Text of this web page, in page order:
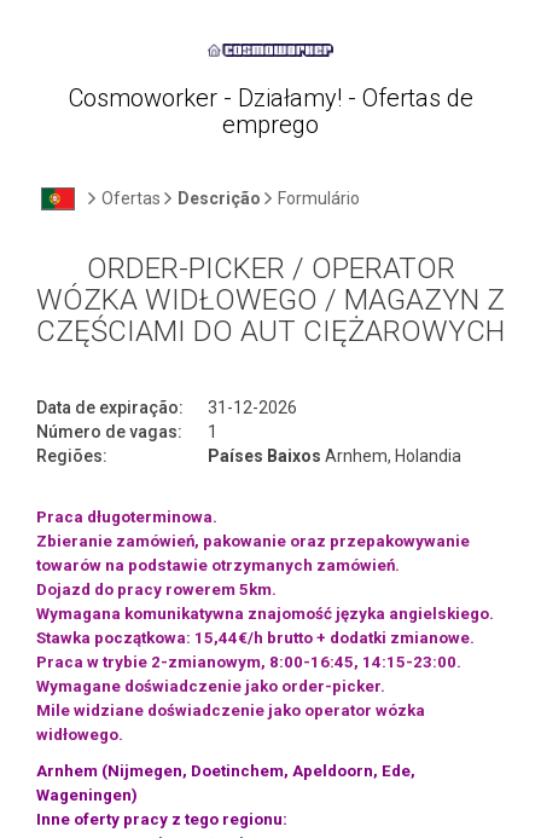
Cosmoworker - Działamy! - Ofertas de
emprego
Ofertas Descrição Formulário
ORDER-PICKER / OPERATOR
WÓZKA WIDŁOWEGO / MAGAZYN Z
CZĘŚCIAMI DO AUT CIĘŻAROWYCH
Data de expiração:
31-12-2026
Número de vagas:
1
Regiões:
Países Baixos Arnhem, Holandia
Praca długoterminowa.
Zbieranie zamówień, pakowanie oraz przepakowywanie
towarów na podstawie otrzymanych zamówień.
Dojazd do pracy rowerem 5km.
Wymagana komunikatywna znajomość języka angielskiego.
Stawka początkowa: 15,44€/h brutto + dodatki zmianowe.
Praca w trybie 2-zmianowym, 8:00-16:45, 14:15-23:00.
Wymagane doświadczenie jako order-picker.
Mile widziane doświadczenie jako operator wózka
widłowego.
Arnhem (Nijmegen, Doetinchem, Apeldoorn, Ede,
Wageningen)
Inne oferty pracy z tego regionu: